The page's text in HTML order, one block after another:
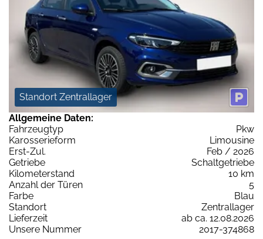
Standort Zentrallager
Allgemeine Daten:
Fahrzeugtyp
Pkw
Karosserieform
Limousine
Erst-Zul.
Feb / 2026
Getriebe
Schaltgetriebe
Kilometerstand
10 km
Anzahl der Türen
5
Farbe
Blau
Standort
Zentrallager
Lieferzeit
ab ca. 12.08.2026
Unsere Nummer
2017-374868